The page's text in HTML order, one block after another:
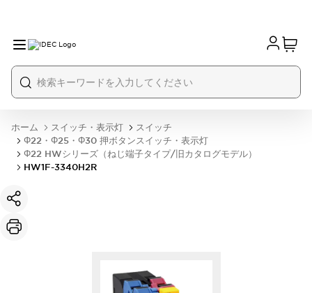
ホーム スイッチ・表示灯
スイッチ
Φ22・Φ25・Φ30 押ボタンスイッチ・表示灯
Φ22 HWシリーズ（ねじ端子タイプ/旧カタログモデル）
HW1F-3340H2R